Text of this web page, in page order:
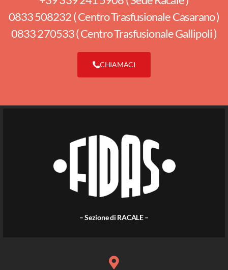
0833 508232 ( Centro Trasfusionale Casarano )
0833 270533 ( Centro Trasfusionale Gallipoli )
CHIAMACI
– Sezione di RACALE –